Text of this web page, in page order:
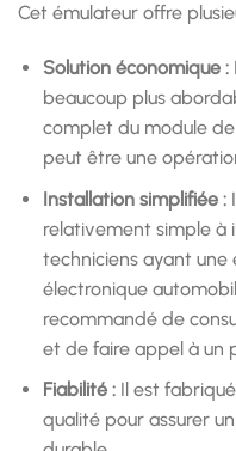
Cet émulateur offre
Solution économique :
beaucoup plus
complet du module
peut être une
Installation simplifiée :
relativement simple à
techniciens ayant une
électronique
recommandé de
et de faire appel à un
Fiabilité :Il est
qualité pour assurer